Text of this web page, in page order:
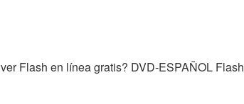
Flash en línea gratis? DVD-ESPAÑOL Flash